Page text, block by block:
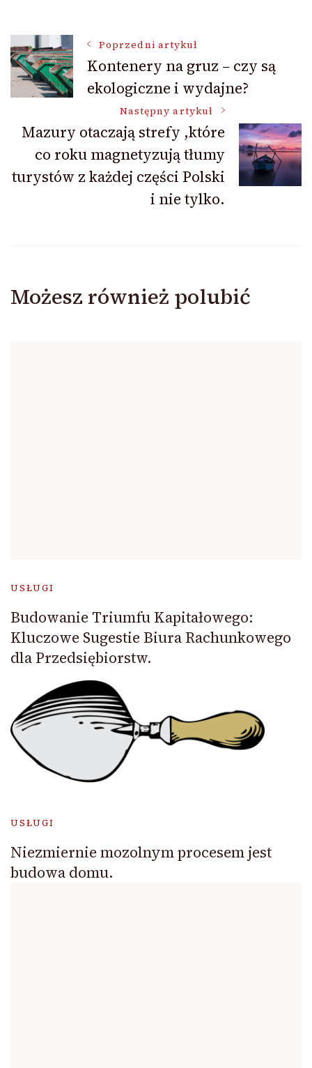
Nawigacja
wpisu
Poprzedni artykuł
Kontenery na gruz – czy są
ekologiczne i wydajne?
Następny artykuł
Mazury otaczają strefy ,które
co roku magnetyzują tłumy
turystów z każdej części Polski
i nie tylko.
Możesz również polubić
USŁUGI
Budowanie Triumfu Kapitałowego:
Kluczowe Sugestie Biura Rachunkowego
dla Przedsiębiorstw.
USŁUGI
Niezmiernie mozolnym procesem jest
budowa domu.